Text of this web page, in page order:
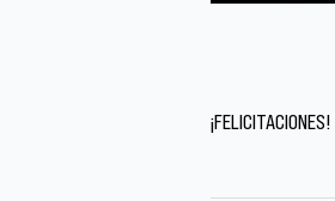
¡FELICITACIONES!